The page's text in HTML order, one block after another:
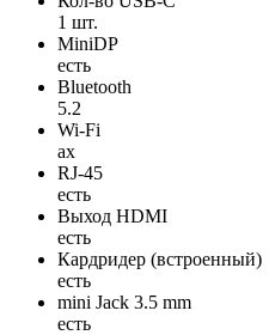
1 шт.
MiniDP
есть
Bluetooth
5.2
Wi-Fi
ax
RJ-45
есть
Выход HDMI
есть
Кардридер (встроенный)
есть
mini Jack 3.5 mm
есть